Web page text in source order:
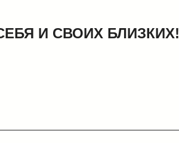
И СВОИХ БЛИЗКИХ!